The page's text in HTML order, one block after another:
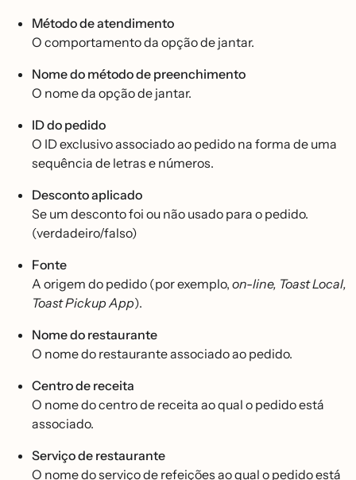
Método de atendimento
O comportamento da opção de jantar.
Nome do método de preenchimento
O nome da opção de jantar.
ID do pedido
O ID exclusivo associado ao pedido na forma de uma
sequência de letras e números.
Desconto aplicado
Se um desconto foi ou não usado para o pedido.
(verdadeiro/falso)
Fonte
A origem do pedido (por exemplo, on-line, Toast Local,
Toast Pickup App).
Nome do restaurante
O nome do restaurante associado ao pedido.
Centro de receita
O nome do centro de receita ao qual o pedido está
associado.
Serviço de restaurante
O nome do serviço de refeições ao qual o pedido está